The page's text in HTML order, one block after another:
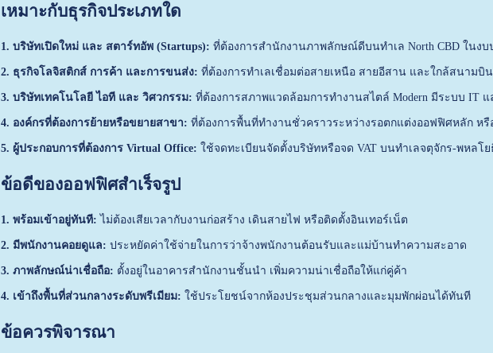
เหมาะกับธุรกิจประเภทใด
1. บริษัทเปิดใหม่ และ สตาร์ทอัพ (Startups): ที่ต้องการสำนักงานภาพลักษณ์ดีบนทำเล North CBD ในง
2. ธุรกิจโลจิสติกส์ การค้า และการขนส่ง: ที่ต้องการทำเลเชื่อมต่อสายเหนือ สายอีสาน และใกล้สนามบิ
3. บริษัทเทคโนโลยี ไอที และ วิศวกรรม: ที่ต้องการสภาพแวดล้อมการทำงานสไตล์ Modern มีระบบ IT แ
4. องค์กรที่ต้องการย้ายหรือขยายสาขา: ที่ต้องการพื้นที่ทำงานชั่วคราวระหว่างรอตกแต่งออฟฟิศหลัก ห
5. ผู้ประกอบการที่ต้องการ Virtual Office: ใช้จดทะเบียนจัดตั้งบริษัทหรือจด VAT บนทำเลจตุจักร-พหลโ
ข้อดีของออฟฟิศสำเร็จรูป
1. พร้อมเข้าอยู่ทันที: ไม่ต้องเสียเวลากับงานก่อสร้าง เดินสายไฟ หรือติดตั้งอินเทอร์เน็ต
2. มีพนักงานคอยดูแล: ประหยัดค่าใช้จ่ายในการว่าจ้างพนักงานต้อนรับและแม่บ้านทำความสะอาด
3. ภาพลักษณ์น่าเชื่อถือ: ตั้งอยู่ในอาคารสำนักงานชั้นนำ เพิ่มความน่าเชื่อถือให้แก่คู่ค้า
4. เข้าถึงพื้นที่ส่วนกลางระดับพรีเมียม: ใช้ประโยชน์จากห้องประชุมส่วนกลางและมุมพักผ่อนได้ทันที
ข้อควรพิจารณา